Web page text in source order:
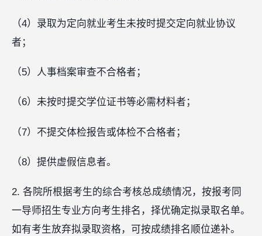
（4）录取为定向就业考生未按时提交定向就业协议
者；
（5）人事档案审查不合格者；
（6）未按时提交学位证书等必需材料者；
（7）不提交体检报告或体检不合格者；
（8）提供虚假信息者。
2. 各院所根据考生的综合考核总成绩情况，按报考同
一导师招生专业方向考生排名，择优确定拟录取名单。
如有考生放弃拟录取资格，可按成绩排名顺位递补。